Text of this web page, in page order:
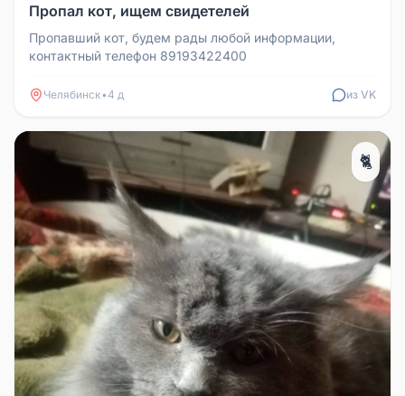
Пропал кот, ищем свидетелей
Пропавший кот, будем рады любой информации,
контактный телефон 89193422400
Челябинск•4 д из VK
🐈